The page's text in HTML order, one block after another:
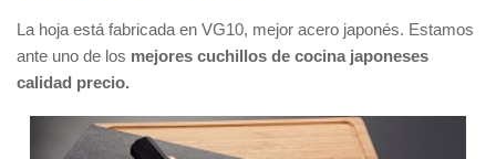
La hoja está fabricada en VG10, mejor acero japonés. Estamos
ante uno de los mejores cuchillos de cocina japoneses
calidad precio.